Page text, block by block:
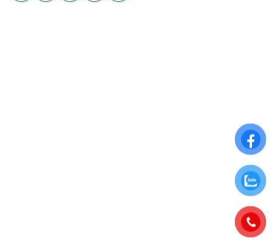
ĐĂNG KÝ NHẬN NGAY ƯU ĐÃI ĐẶC BIỆT
Để nhận những ưu đãi hấp dẫn từ Hoa Chân Thật, hãy đăng